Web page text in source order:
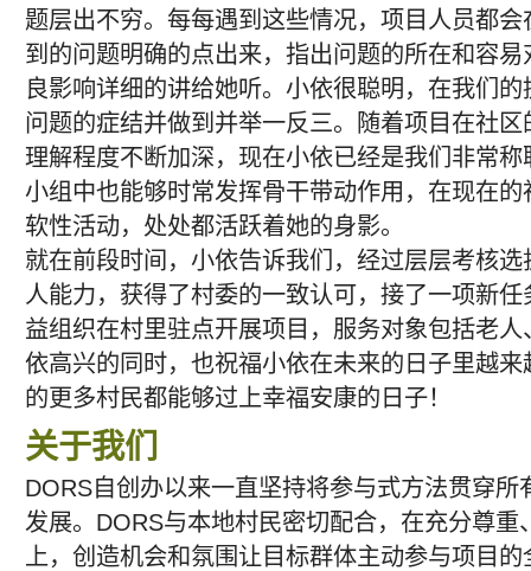
题层出不穷。每每遇到这些情况，项目人员都
到的问题明确的点出来，指出问题的所在和容
良影响详细的讲给她听。小依很聪明，在我们
问题的症结并做到并举一反三。随着项目在社
理解程度不断加深，现在小依已经是我们非常
小组中也能够时常发挥骨干带动作用，在现在
软性活动，处处都活跃着她的身影。
就在前段时间，小依告诉我们，经过层层考核
人能力，获得了村委的一致认可，接了一项新
益组织在村里驻点开展项目，服务对象包括老
依高兴的同时，也祝福小依在未来的日子里越
的更多村民都能够过上幸福安康的日子！
关于我们
DORS自创办以来一直坚持将参与式方法贯穿所
发展。DORS与本地村民密切配合，在充分尊重
上，创造机会和氛围让目标群体主动参与项目